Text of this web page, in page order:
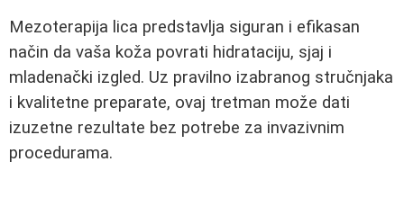
Mezoterapija lica predstavlja siguran i efikasan
način da vaša koža povrati hidrataciju, sjaj i
mladenački izgled. Uz pravilno izabranog stručnjaka
i kvalitetne preparate, ovaj tretman može dati
izuzetne rezultate bez potrebe za invazivnim
procedurama.